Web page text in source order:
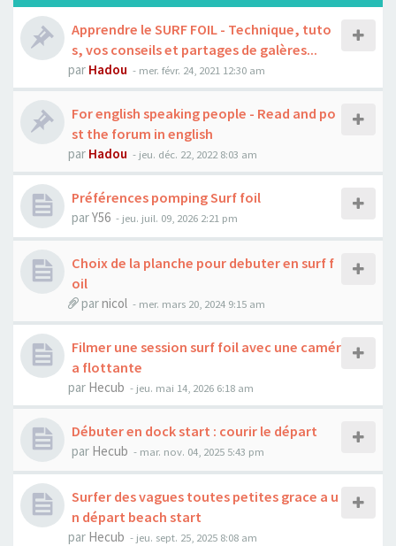
Apprendre le SURF FOIL - Technique, tuto
s, vos conseils et partages de galères...
par Hadou - mer. févr. 24, 2021 12:30 am
For english speaking people - Read and po
st the forum in english
par Hadou - jeu. déc. 22, 2022 8:03 am
Préférences pomping Surf foil
parY56 - jeu. juil. 09, 2026 2:21 pm
Choix de la planche pour debuter en surf f
oil
parnicol - mer. mars 20, 2024 9:15 am
Filmer une session surf foil avec une camér
a flottante
par Hecub - jeu. mai 14, 2026 6:18 am
Débuter en dock start : courir le départ
par Hecub - mar. nov. 04, 2025 5:43 pm
Surfer des vagues toutes petites grace a u
n départ beach start
par Hecub - jeu. sept. 25, 2025 8:08 am